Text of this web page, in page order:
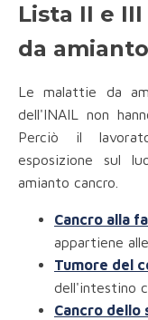
Lista II e
da
Le malattie da
dell'INAIL non
Perciò il
esposizione sul
amianto cancro.
Cancro alla
appartiene
Tumore del
dell'intestino
Cancro dello